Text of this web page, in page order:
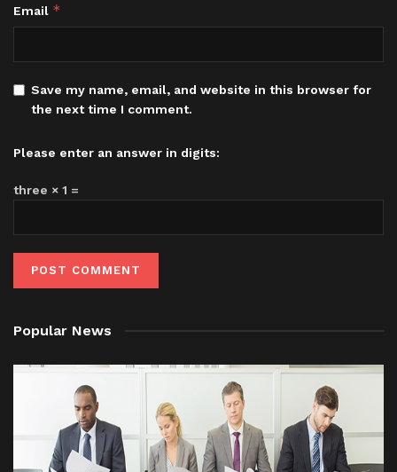
Email *
Save my name, email, and website in this browser for
the next time I comment.
Please enter an answer in digits:
three × 1 =
Popular News